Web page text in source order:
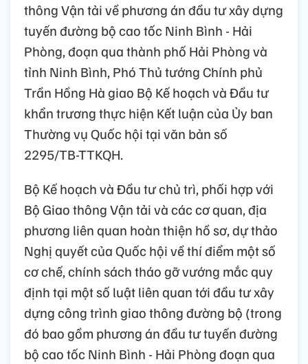
thông Vận tải về phương án đầu tư xây dựng
tuyến đường bộ cao tốc Ninh Bình - Hải
Phòng, đoạn qua thành phố Hải Phòng và
tỉnh Ninh Bình, Phó Thủ tướng Chính phủ
Trần Hồng Hà giao Bộ Kế hoạch và Đầu tư
khẩn trương thực hiện Kết luận của Ủy ban
Thường vụ Quốc hội tại văn bản số
2295/TB-TTKQH.
Bộ Kế hoạch và Đầu tư chủ trì, phối hợp với
Bộ Giao thông Vận tải và các cơ quan, địa
phương liên quan hoàn thiện hồ sơ, dự thảo
Nghị quyết của Quốc hội về thí điểm một số
cơ chế, chính sách tháo gỡ vướng mắc quy
định tại một số luật liên quan tới đầu tư xây
dựng công trình giao thông đường bộ (trong
đó bao gồm phương án đầu tư tuyến đường
bộ cao tốc Ninh Bình - Hải Phòng đoạn qua